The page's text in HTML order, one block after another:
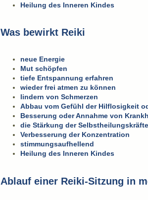
Heilung des Inneren Kindes
Was bewirkt Reiki
neue Energie
Mut schöpfen
tiefe Entspannung erfahren
wieder frei atmen zu können
lindern von Schmerzen
Abbau vom Gefühl der Hilflosigkeit
Besserung oder Annahme von
die Stärkung der Selbstheilungskräfte
Verbesserung der Konzentration
stimmungsaufhellend
Heilung des Inneren Kindes
Ablauf einer Reiki-Sitzung in